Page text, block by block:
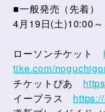
■一般発売（先着）
4月19日(土)10:00～
ローソンチケット
tike.com/
チケットぴあ
イープラス